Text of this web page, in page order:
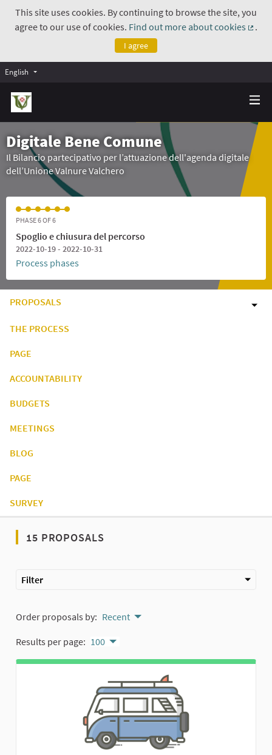
This site uses cookies. By continuing to browse the site, you
agree to our use of cookies. Find out more about cookies
.
I agree
English
Digitale Bene Comune
Il Bilancio partecipativo per l’attuazione dell'agenda digitale
dell’Unione Valnure Valchero
PHASE 6 OF 6
Spoglio e chiusura del percorso
2022-10-19 - 2022-10-31
Process phases
PROPOSALS
THE PROCESS
PAGE
ACCOUNTABILITY
BUDGETS
MEETINGS
BLOG
PAGE
SURVEY
15 PROPOSALS
Filter
Order proposals by: Recent
Results per page: 100